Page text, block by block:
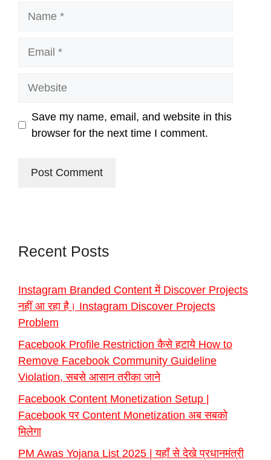
Save my name, email, and website in this
browser for the next time I comment.
Recent Posts
Instagram Branded Content में Discover Projects
नहीं आ रहा है। Instagram Discover Projects
Problem
Facebook Profile Restriction कैसे हटाये How to
Remove Facebook Community Guideline
Violation, सबसे आसान तरीका जाने
Facebook Content Monetization Setup |
Facebook पर Content Monetization अब सबको
मिलेगा
PM Awas Yojana List 2025 | यहाँ से देखे प्रधानमंत्री